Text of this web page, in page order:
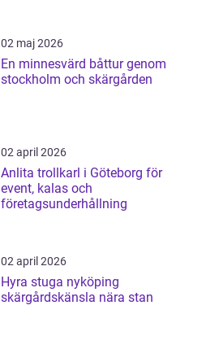
02 maj 2026
En minnesvärd båttur genom
stockholm och skärgården
02 april 2026
Anlita trollkarl i Göteborg för
event, kalas och
företagsunderhållning
02 april 2026
Hyra stuga nyköping
skärgårdskänsla nära stan